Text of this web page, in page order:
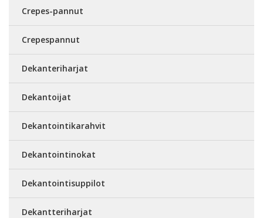
Crepes-pannut
Crepespannut
Dekanteriharjat
Dekantoijat
Dekantointikarahvit
Dekantointinokat
Dekantointisuppilot
Dekantteriharjat